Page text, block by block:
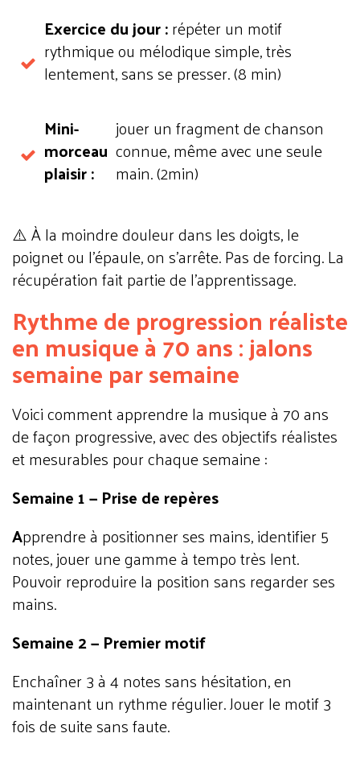
Exercice du jour :répéter un motif
rythmique ou mélodique simple, très
lentement, sans se presser. (8 min)
Mini-
morceau
plaisir :
jouer un fragment de chanson
connue, même avec une seule
main. (2min)
⚠️ À la moindre douleur dans les doigts, le
poignet ou l'épaule, on s'arrête. Pas de forcing. La
récupération fait partie de l'apprentissage.
Rythme de progression réaliste
en musique à 70 ans : jalons
semaine par semaine
Voici comment apprendre la musique à 70 ans
de façon progressive, avec des objectifs réalistes
et mesurables pour chaque semaine :
Semaine 1 — Prise de repères
Apprendre à positionner ses mains, identifier 5
notes, jouer une gamme à tempo très lent.
Pouvoir reproduire la position sans regarder ses
mains.
Semaine 2 — Premier motif
Enchaîner 3 à 4 notes sans hésitation, en
maintenant un rythme régulier.Jouer le motif 3
fois de suite sans faute.